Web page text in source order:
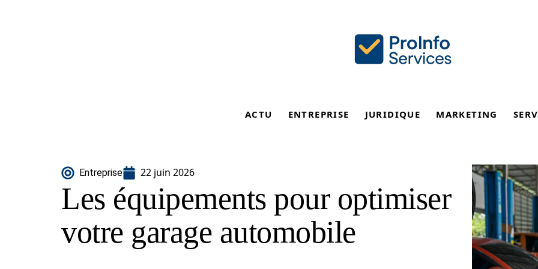
ACTU ENTREPRISE JURIDIQUE MARKETING
Entreprise 22 juin 2026
Les équipements pour optimiser
votre garage automobile